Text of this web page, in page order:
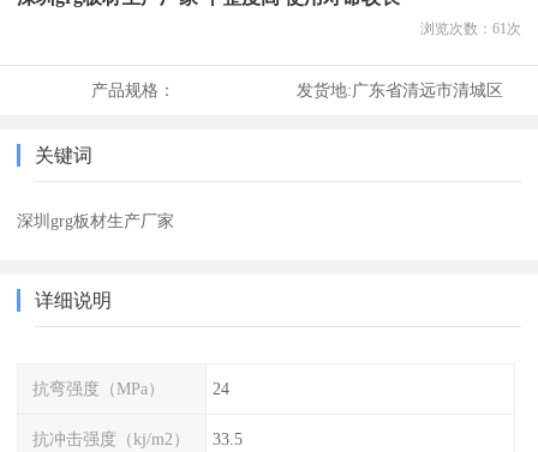
浏览次数： 61 次
产品规格： 发货地:广东省清远市清城区
关键词
深圳grg板材生产厂家
详细说明
抗弯强度（MPa） 24
抗冲击强度（kj/m2） 33.5